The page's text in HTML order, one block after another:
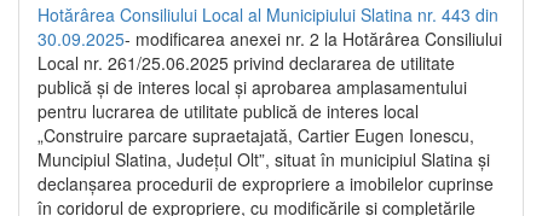
Hotărârea Consiliului Local al Municipiului Slatina nr. 443 din
30.09.2025- modificarea anexei nr. 2 la Hotărârea Consiliului
Local nr. 261/25.06.2025 privind declararea de utilitate
publică şi de interes local şi aprobarea amplasamentului
pentru lucrarea de utilitate publică de interes local
„Construire parcare supraetajată, Cartier Eugen Ionescu,
Muncipiul Slatina, Judeţul Olt”, situat în municipiul Slatina şi
declanşarea procedurii de expropriere a imobilelor cuprinse
în coridorul de expropriere, cu modificările şi completările